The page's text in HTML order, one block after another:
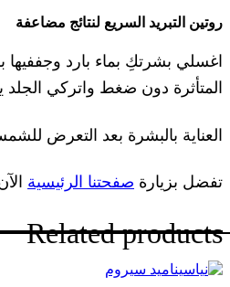
روتين التبريد السريع لنتائج مضاعفة
اغسلي بشرتكِ بماء بارد
المتأثرة دون ضغط واتركي الجلد
العناية بالبشرة بعد التعرض
تفضل بزيارة صفحتنا الرئيسية
Related products